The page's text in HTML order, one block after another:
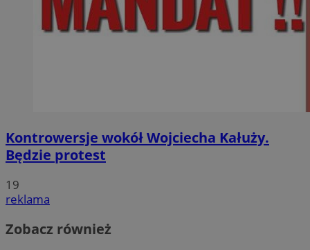
Kontrowersje wokół Wojciecha Kałuży.
Będzie protest
19
reklama
Zobacz również